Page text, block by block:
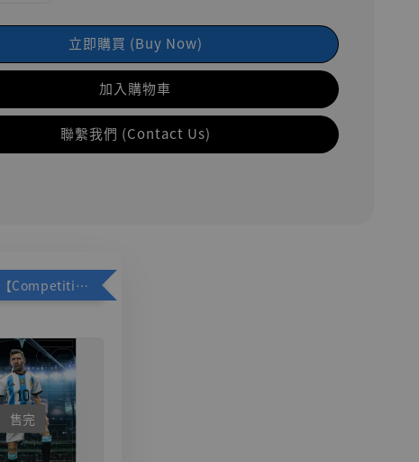
立即購買 (Buy Now)
加入購物車
聯繫我們 (Contact Us)
加購優惠【Competitive Toys 梅西 [CM001]】
售完